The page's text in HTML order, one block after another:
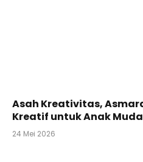
Asah Kreativitas,
Kreatif untuk Anak
24 Mei 2026